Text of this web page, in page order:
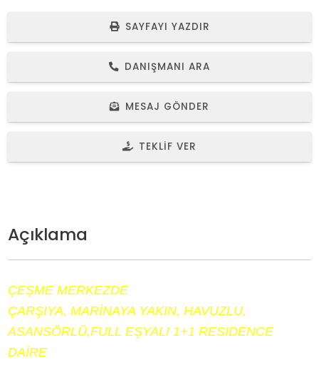
SAYFAYI YAZDIR
DANIŞMANI ARA
MESAJ GÖNDER
TEKLIF VER
Açıklama
ÇEŞME MERKEZDE
ÇARŞIYA, MARİNAYA YAKIN, HAVUZLU,
ASANSÖRLÜ,FULL EŞYALI 1+1 RESIDENCE
DAİRE